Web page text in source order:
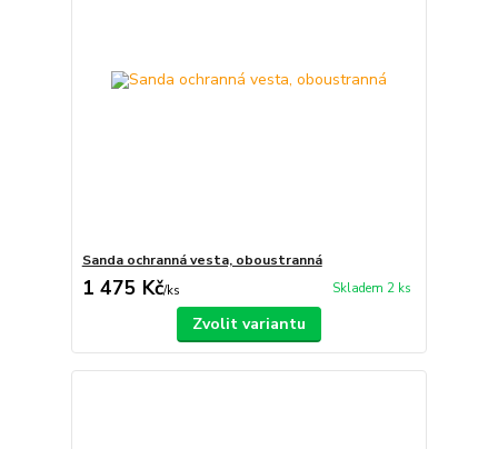
Sanda ochranná vesta, oboustranná
1 475 Kč/ks Skladem 2 ks
Zvolit variantu